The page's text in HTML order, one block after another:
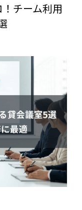
チーム利用